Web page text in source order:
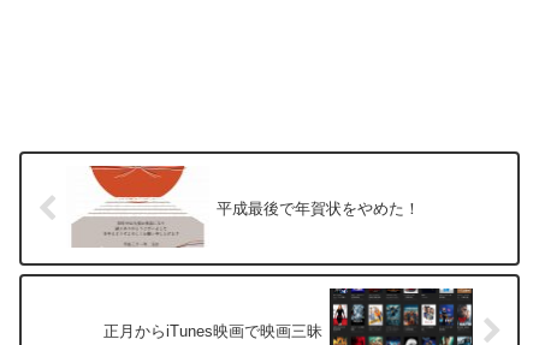
平成最後で年賀状をやめた！
正月からiTunes映画で映画三昧